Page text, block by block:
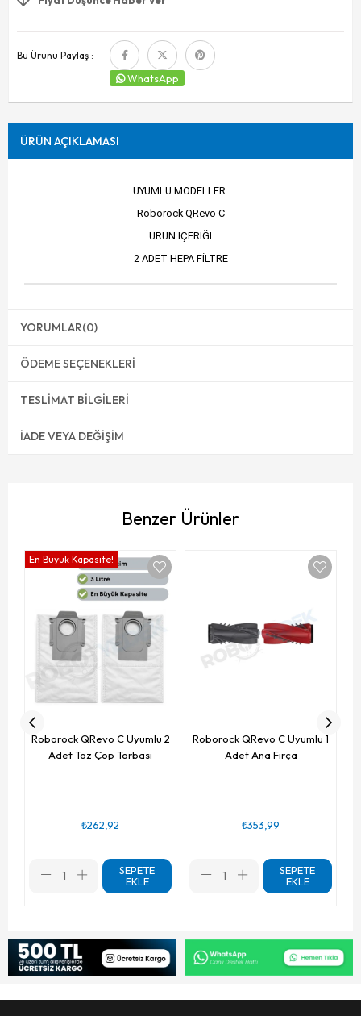
Bu Ürünü Paylaş :
WhatsApp
ÜRÜN AÇIKLAMASI
UYUMLU MODELLER:
Roborock QRevo C
ÜRÜN İÇERİĞİ
2 ADET HEPA FİLTRE
YORUMLAR(0)
ÖDEME SEÇENEKLERI
TESLIMAT BILGILERI
İADE VEYA DEĞIŞIM
Benzer Ürünler
Roborock QRevo C Uyumlu 2
Adet Toz Çöp Torbası
₺262,92
SEPETE
EKLE
En Büyük Kapasite!
Roborock QRevo C Uyumlu 1
Adet Ana Fırça
₺353,99
SEPETE
EKLE